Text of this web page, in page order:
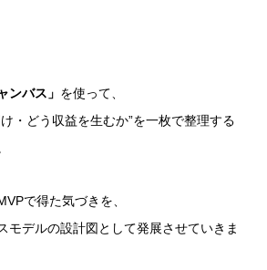
ンバス」 を使って、
・どう収益を生むか”を一枚で整理する
で得た気づきを、
モデルの設計図として発展させていきま